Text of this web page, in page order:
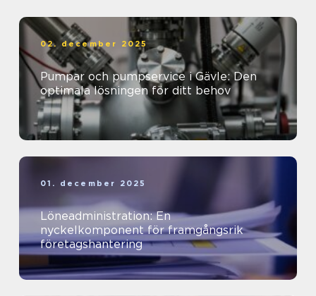
02. december 2025
Pumpar och pumpservice i Gävle: Den
optimala lösningen för ditt behov
01. december 2025
Löneadministration: En
nyckelkomponent för framgångsrik
företagshantering